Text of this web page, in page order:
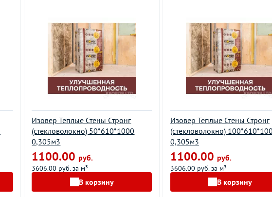
Изовер Теплые Стены Стронг
(стекловолокно) 50*610*1000
0,305м3
1100.00руб.
3606.00 руб. за м³
В корзину
Изовер Теплые Стены Стронг
(стекловолокно)
0,305м3
1100.00 руб.
3606.00 руб. за м³
В корзину